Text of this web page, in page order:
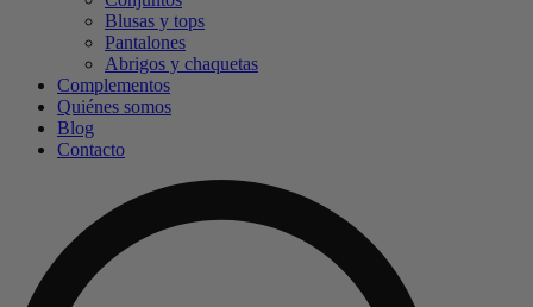
Blusas y tops
Pantalones
Abrigos y chaquetas
Complementos
Quiénes somos
Blog
Contacto